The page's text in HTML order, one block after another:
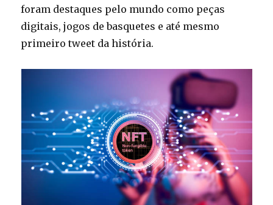
foram destaques pelo mundo como peças
digitais, jogos de basquetes e até mesmo
primeiro tweet da história.